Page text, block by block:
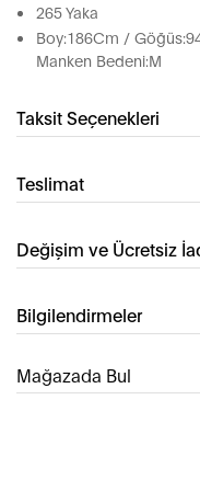
265 Yaka
Boy:186Cm /
Manken Bedeni:M
Taksit Seçenekleri
Teslimat
Değişim ve Ücretsiz
Bilgilendirmeler
Mağazada Bul